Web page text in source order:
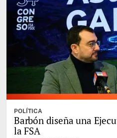
POLÍTICA
Barbón diseña una
la FSA